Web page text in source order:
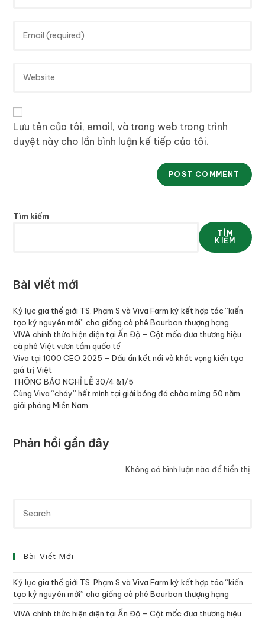
Lưu tên của tôi, email, và trang web trong trình
duyệt này cho lần bình luận kế tiếp của tôi.
Tìm kiếm
TÌM
KIẾM
Bài viết mới
Kỷ lục gia thế giới TS. Phạm S và Viva Farm ký kết hợp tác “kiến
tạo kỷ nguyên mới” cho giống cà phê Bourbon thượng hạng
VIVA chính thức hiện diện tại Ấn Độ – Cột mốc đưa thương hiệu
cà phê Việt vươn tầm quốc tế
Viva tại 1000 CEO 2025 – Dấu ấn kết nối và khát vọng kiến tạo
giá trị Việt
THÔNG BÁO NGHỈ LỄ 30/4 &1/5
Cùng Viva “cháy” hết mình tại giải bóng đá chào mừng 50 năm
giải phóng Miền Nam
Phản hồi gần đây
Không có bình luận nào để hiển thị.
Bài Viết Mới
Kỷ lục gia thế giới TS. Phạm S và Viva Farm ký kết hợp tác “kiến
tạo kỷ nguyên mới” cho giống cà phê Bourbon thượng hạng
VIVA chính thức hiện diện tại Ấn Độ – Cột mốc đưa thương hiệu